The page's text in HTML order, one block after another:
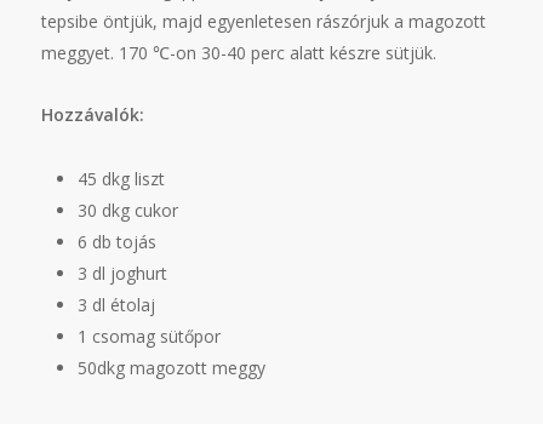
tepsibe öntjük, majd egyenletesen rászórjuk a magozott
meggyet. 170 ℃-on 30-40 perc alatt készre sütjük.
Hozzávalók:
45 dkg liszt
30 dkg cukor
6 db tojás
3 dl joghurt
3 dl étolaj
1 csomag sütőpor
50dkg magozott meggy